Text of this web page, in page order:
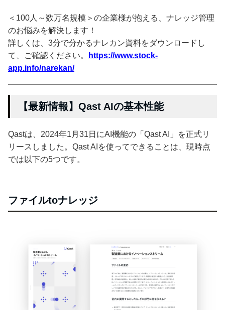
＜100人～数万名規模＞の企業様が抱える、ナレッジ管理
のお悩みを解決します！
詳しくは、3分で分かるナレカン資料をダウンロードし
て、ご確認ください。
https://www.stock-
app.info/narekan/
【最新情報】Qast AIの基本性能
Qastは、2024年1月31日にAI機能の「Qast AI」を正式リ
リースしました。Qast AIを使ってできることは、現時点
では以下の5つです。
ファイルtoナレッジ